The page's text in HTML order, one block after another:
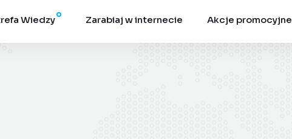
Wiedzy Zarabiaj w internecie Akcje promocyjne